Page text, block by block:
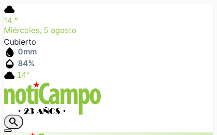
cloud
14 °
Miércoles, 5 agosto
Cubierto
water_drop 0mm
humidity_mid 84%
cloud 14°
search